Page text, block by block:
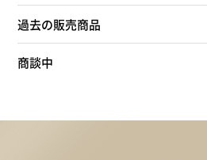
過去の販売商品
商談中